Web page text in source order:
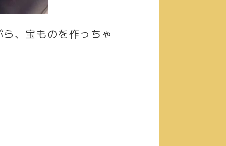
、宝ものを作っちゃ